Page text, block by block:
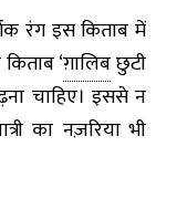
रंग इस किताब में
‘ग़ालिबछुटी
चाहिए। इससे न
का नज़रिया भी